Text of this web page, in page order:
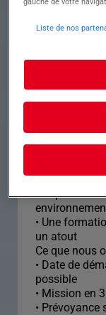
Profil
Boucher(e)
préparation
• Maîtrise
• Expérience
assurant la
• Souci de la
• Capacité
• Une
un atout
Ce que nous
• Date de
possible
• Mission en
• Prévoyance
Liste de nos